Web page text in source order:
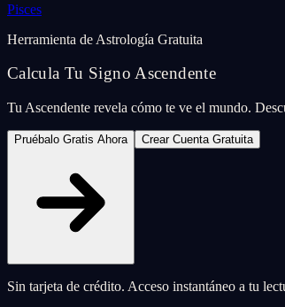
Pisces
Herramienta de Astrología Gratuita
Calcula Tu Signo Ascendente
Tu Ascendente revela cómo te ve el mundo.
Pruébalo Gratis Ahora Crear Cuenta Gratuita
Sin tarjeta de crédito. Acceso instantáneo a tu